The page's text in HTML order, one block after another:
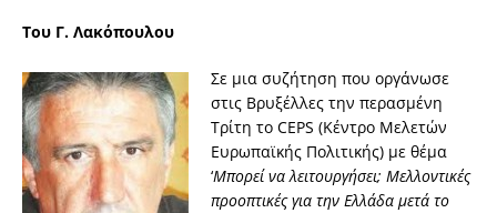
Του Γ. Λακόπουλου
Σε μια συζήτηση που οργάνωσε
στις Βρυξέλλες την περασμένη
Τρίτη το CEPS (Κέντρο Μελετών
Ευρωπαϊκής Πολιτικής) με θέμα
‘Μπορεί να λειτουργήσει; Μελλοντικές
προοπτικές για την Ελλάδα μετά το